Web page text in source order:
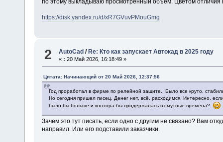
по этому выкладываю просмотренный объем. Цветом отличия
https://disk.yandex.ru/d/xR7GVuvPMouGmg
2 AutoCad /Re: Кто как запускает Автокад в 2025 году
« : 20 Май 2026, 16:18:49 »
Цитата: Начинающий от 20 Май 2026, 12:37:56
Год проработал в фирме по релейной защите. Было все круто,
Но сегодня пришел писец. Денег нет, всё, расходимся. Интересно,
было бы больше и контора бы продержалась в смутные времена?
Зачем это тут писать, если одно с другим не связано? Вам
направил. Или его подставили заказчики.